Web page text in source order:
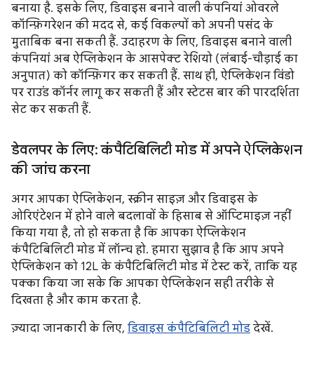
बनाया है. इसके लिए, डिवाइस बनाने वाली कंपनियां ओवरले
कॉन्फ़िगरेशन की मदद से, कई विकल्पों को अपनी पसंद के
मुताबिक बना सकती हैं. उदाहरण के लिए, डिवाइस बनाने वाली
कंपनियां अब ऐप्लिकेशन के आसपेक्ट रेशियो (लंबाई-चौड़ाई का
अनुपात) को कॉन्फ़िगर कर सकती हैं. साथ ही, ऐप्लिकेशन विंडो
पर राउंड कॉर्नर लागू कर सकती हैं और स्टेटस बार की पारदर्शिता
सेट कर सकती हैं.
डेवलपर के लिए: कंपैटिबिलिटी मोड में अपने ऐप्लिकेशन
की जांच करना
अगर आपका ऐप्लिकेशन, स्क्रीन साइज़ और डिवाइस के
ओरिएंटेशन में होने वाले बदलावों के हिसाब से ऑप्टिमाइज़ नहीं
किया गया है, तो हो सकता है कि आपका ऐप्लिकेशन
कंपैटिबिलिटी मोड में लॉन्च हो. हमारा सुझाव है कि आप अपने
ऐप्लिकेशन को 12L के कंपैटिबिलिटी मोड में टेस्ट करें, ताकि यह
पक्का किया जा सके कि आपका ऐप्लिकेशन सही तरीके से
दिखता है और काम करता है.
ज़्यादा जानकारी के लिए, डिवाइस कंपैटिबिलिटी मोड देखें.